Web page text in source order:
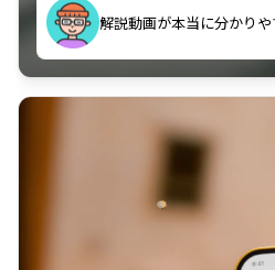
古文漢文を主に使わせてい
のに非常に役立っている。
解説動画が本当に分かりや